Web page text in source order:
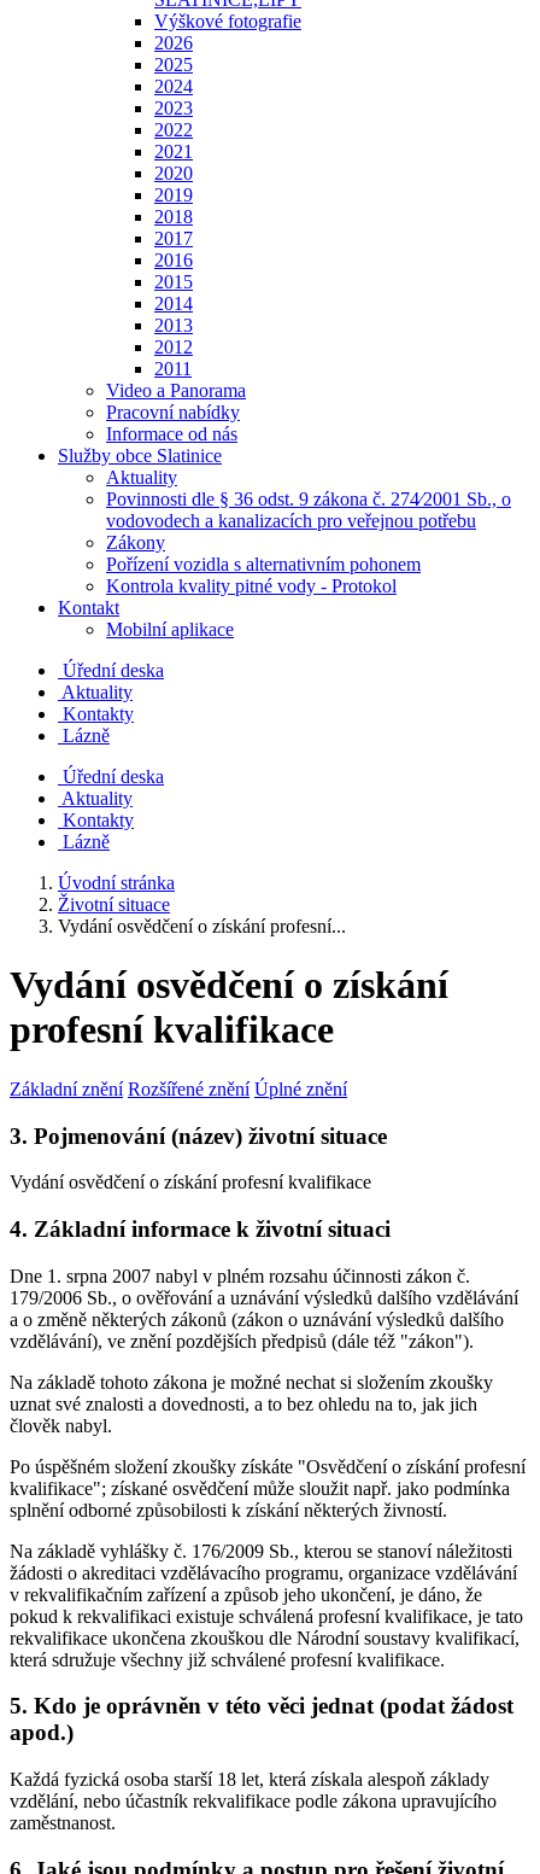
Výškové fotografie
2026
2025
2024
2023
2022
2021
2020
2019
2018
2017
2016
2015
2014
2013
2012
2011
Video a Panorama
Pracovní nabídky
Informace od nás
Služby obce Slatinice
Aktuality
Povinnosti dle § 36 odst. 9 zákona č. 274⁄2001 Sb., o
vodovodech a kanalizacích pro veřejnou potřebu
Zákony
Pořízení vozidla s alternativním pohonem
Kontrola kvality pitné vody - Protokol
Kontakt
Mobilní aplikace
Úřední deska
Aktuality
Kontakty
Lázně
Úřední deska
Aktuality
Kontakty
Lázně
Úvodní stránka
Životní situace
Vydání osvědčení o získání profesní...
Vydání osvědčení o získání
profesní kvalifikace
Základní znění Rozšířené znění Úplné znění
3. Pojmenování (název) životní situace
Vydání osvědčení o získání profesní kvalifikace
4. Základní informace k životní situaci
Dne 1. srpna 2007 nabyl v plném rozsahu účinnosti zákon č.
179/2006 Sb., o ověřování a uznávání výsledků dalšího vzdělávání
a o změně některých zákonů (zákon o uznávání výsledků dalšího
vzdělávání), ve znění pozdějších předpisů (dále též "zákon").
Na základě tohoto zákona je možné nechat si složením zkoušky
uznat své znalosti a dovednosti, a to bez ohledu na to, jak jich
člověk nabyl.
Po úspěšném složení zkoušky získáte "Osvědčení o získání profesní
kvalifikace"; získané osvědčení může sloužit např. jako podmínka
splnění odborné způsobilosti k získání některých živností.
Na základě vyhlášky č. 176/2009 Sb., kterou se stanoví náležitosti
žádosti o akreditaci vzdělávacího programu, organizace vzdělávání
v rekvalifikačním zařízení a způsob jeho ukončení, je dáno, že
pokud k rekvalifikaci existuje schválená profesní kvalifikace, je tato
rekvalifikace ukončena zkouškou dle Národní soustavy kvalifikací,
která sdružuje všechny již schválené profesní kvalifikace.
5. Kdo je oprávněn v této věci jednat (podat žádost
apod.)
Každá fyzická osoba starší 18 let, která získala alespoň základy
vzdělání, nebo účastník rekvalifikace podle zákona upravujícího
zaměstnanost.